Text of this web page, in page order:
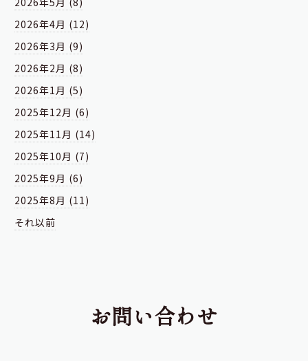
2026年4月 (12)
2026年3月 (9)
2026年2月 (8)
2026年1月 (5)
2025年12月 (6)
2025年11月 (14)
2025年10月 (7)
2025年9月 (6)
2025年8月 (11)
それ以前
お問い合わせ